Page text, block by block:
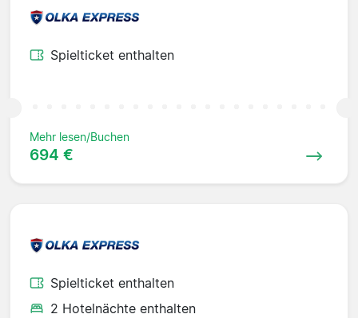
Spielticket enthalten
Mehr lesen/Buchen
694 €
Spielticket enthalten
2 Hotelnächte enthalten